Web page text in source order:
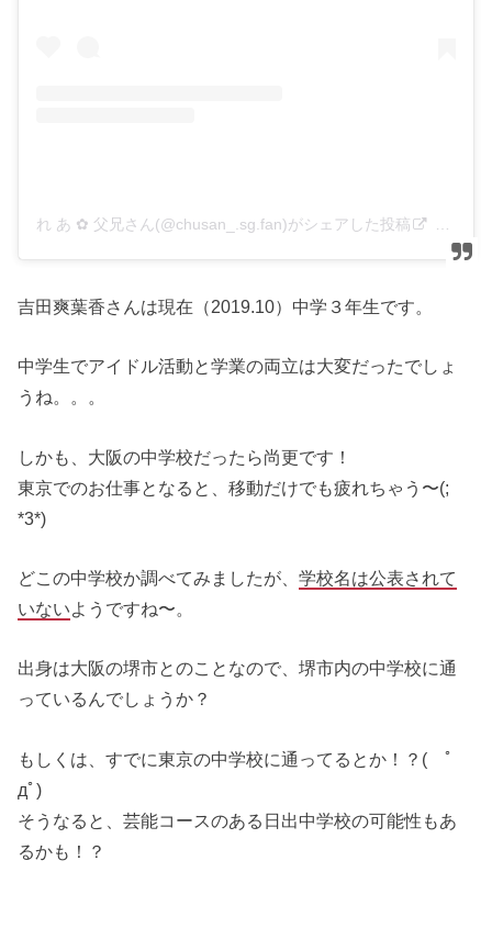
れ あ ✿ 父兄さん(@chusan_.sg.fan)がシェアした投稿
吉田爽葉香さんは現在（2019.10）中学３年生です。
中学生でアイドル活動と学業の両立は大変だったでしょ
うね。。。
しかも、大阪の中学校だったら尚更です！
東京でのお仕事となると、移動だけでも疲れちゃう〜(;
*3*)
どこの中学校か調べてみましたが、学校名は公表されて
いないようですね〜。
出身は大阪の堺市とのことなので、堺市内の中学校に通
っているんでしょうか？
もしくは、すでに東京の中学校に通ってるとか！？( ﾟ
дﾟ)
そうなると、芸能コースのある日出中学校の可能性もあ
るかも！？